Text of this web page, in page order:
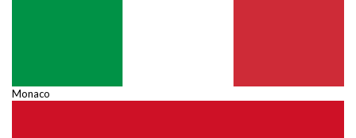
Monaco